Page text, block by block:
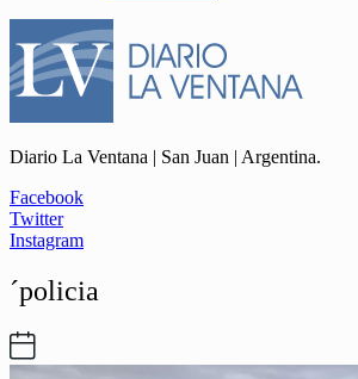
Diario La Ventana | San Juan | Argentina.
Facebook
Twitter
Instagram
´policia